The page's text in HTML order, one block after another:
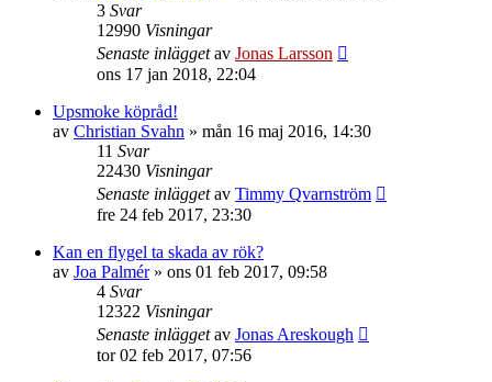
3 Svar
12990 Visningar
Senaste inläggetav Jonas Larsson
ons 17 jan 2018, 22:04
Upsmoke köpråd!
av Christian Svahn » mån 16 maj 2016, 14:30
11 Svar
22430 Visningar
Senaste inläggetav Timmy Qvarnström
fre 24 feb 2017, 23:30
Kan en flygel ta skada av rök?
av Joa Palmér» ons 01 feb 2017, 09:58
4 Svar
12322 Visningar
Senaste inläggetav Jonas Areskough
tor 02 feb 2017, 07:56